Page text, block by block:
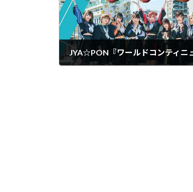
JYA☆PON『ワールドコンティニ